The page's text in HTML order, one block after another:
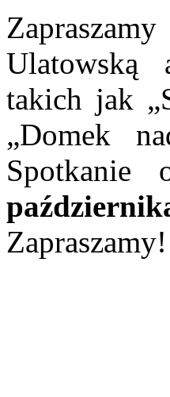
Ulatowską
takich jak
„Domek
Zapraszamy!